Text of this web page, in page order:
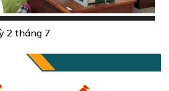
2 tháng 7